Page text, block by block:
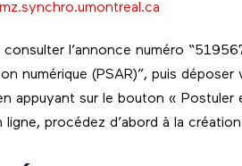
l’annonce numéro
numérique (PSAR)”, puis
appuyant sur le bouton « Postuler
ligne, procédez d’abord à la